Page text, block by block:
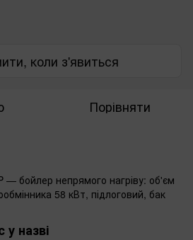
коли з'явиться
Порівняти
— бойлер непрямого нагріву: об'єм
58 кВт, підлоговий, бак
назві